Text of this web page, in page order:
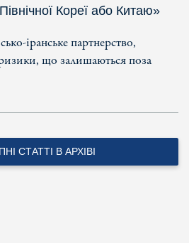
Кореї або Китаю»
іранське партнерство,
ризики, що залишаються поза
СТАТТІ В АРХІВІ